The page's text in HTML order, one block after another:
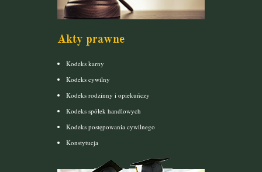
Akty prawne
Kodeks karny
Kodeks cywilny
Kodeks rodzinny i opiekuńczy
Kodeks spółek handlowych
Kodeks postępowania cywilnego
Konstytucja